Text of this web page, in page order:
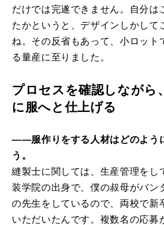
だけでは完遂できません。自分は
たかというと、デザインしかして
ね。その反省もあって、小ロット
る量産に至りました。
プロセスを確認しながら
に服へと仕上げる
――服作りをする人材はどのよう
う。
縫製士に関しては、生産管理をし
装学院の出身で、僕の叔母がバン
の先生をしているので、両校で新
いただいたんです。複数名の応募